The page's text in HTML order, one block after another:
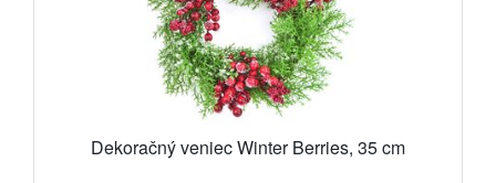
Dekoračný veniec Winter Berries, 35 cm